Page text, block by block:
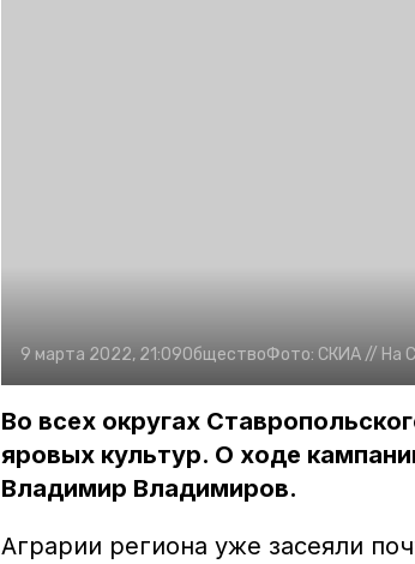
9 марта 2022, 21:09ОбществоФото: СКИА // На
Во всех округах
яровых культур. О ходе
Владимир Владимиров.
Аграрии региона уже засеяли